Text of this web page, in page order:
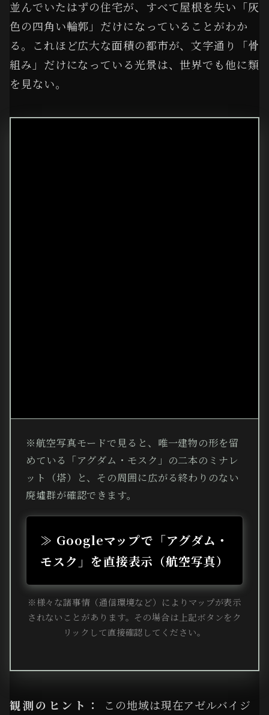
並んでいたはずの住宅が、すべて屋根を失い「灰
色の四角い輪郭」だけになっていることがわか
る。これほど広大な面積の都市が、文字通り「骨
組み」だけになっている光景は、世界でも他に類
を見ない。
※航空写真モードで見ると、唯一建物の形を留
めている「アグダム・モスク」の二本のミナレ
ット（塔）と、その周囲に広がる終わりのない
廃墟群が確認できます。
≫ Googleマップで「アグダム・
モスク」を直接表示（航空写真）
※様々な諸事情（通信環境など）によりマップが表示
されないことがあります。その場合は上記ボタンをク
リックして直接確認してください。
観測のヒント：
この地域は現在アゼルバイジ